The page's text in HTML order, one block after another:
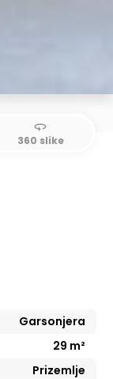
360
360 slike
Garsonjera
29 m²
Prizemlje